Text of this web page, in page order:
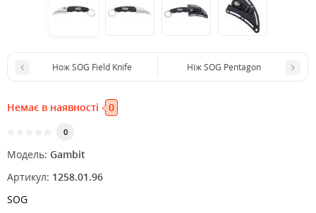
Нож SOG Field Knife Ніж SOG Pentagon
Немає в наявності 0
0
Модель: Gambit
Артикул: 1258.01.96
SOG